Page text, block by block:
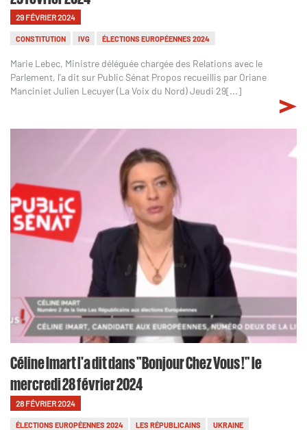
29 FÉVRIER 2024
CONSTITUTION IVG ÉLECTIONS EUROPÉENNES 2024
Marie Lebec, Ministre déléguée chargée des Relations avec le
Parlement, l'a dit sur Public Sénat Propos recueillis par Oriane
Manciniet Julien Lecuyer (La Voix du Nord) Jeudi 29[...]
Céline Imart l'a dit dans "Bonjour Chez Vous !" le
mercredi 28 février 2024
28 FÉVRIER 2024
ÉLECTIONS EUROPÉENNES 2024 LES RÉPUBLICAINS
UKRAINE